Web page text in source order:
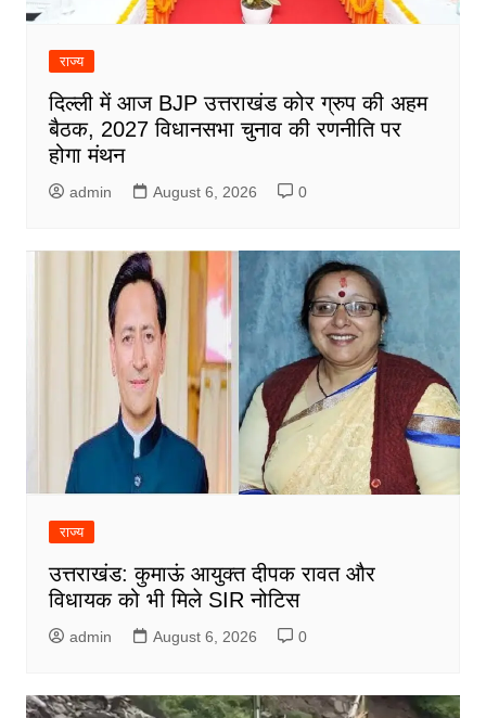
राज्य
दिल्ली में आज BJP उत्तराखंड कोर ग्रुप की अहम
बैठक, 2027 विधानसभा चुनाव की रणनीति पर
होगा मंथन
admin August 6, 2026 0
राज्य
उत्तराखंड: कुमाऊं आयुक्त दीपक रावत और
विधायक को भी मिले SIR नोटिस
admin August 6, 2026 0